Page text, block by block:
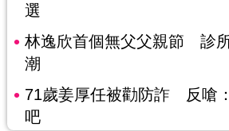
選
林逸欣首個無父父親節 診
潮
71歲姜厚任被勸防詐 反嗆
吧